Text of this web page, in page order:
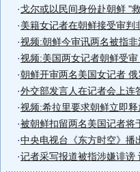
·戈尔或以民间身份赴朝鲜 "
·美籍女记者在朝鲜接受审判
·视频:朝鲜今审讯两名被指
·视频:美国两女记者朝鲜受
·朝鲜开审两名美国女记者
·外交部发言人在记者会上连
·视频:希拉里要求朝鲜立即
·被朝鲜扣留两名美国记者将
·中央电视台《东方时空》播
·记者采写报道被指涉嫌诽谤